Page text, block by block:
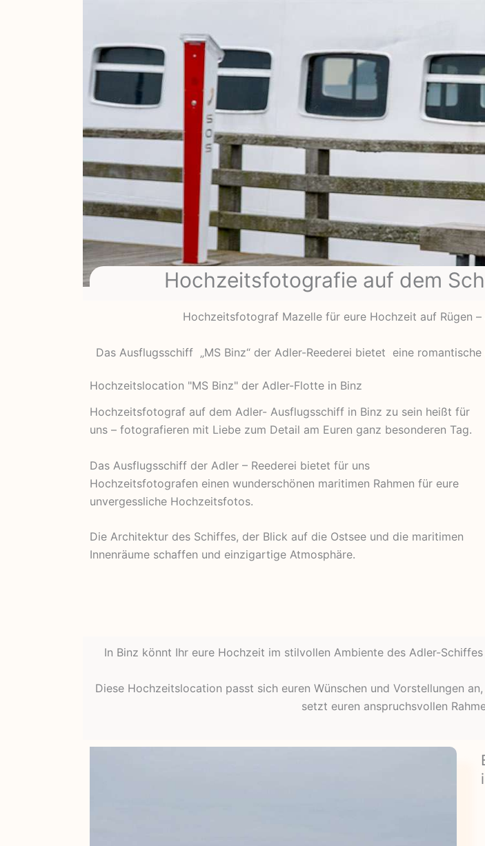
Hochzeitsfotografie auf dem
Hochzeitsfotograf Mazelle für eure Hochzeit auf Rügen
Das Ausflugsschiff „MS Binz“ der Adler-Reederei bietet eine
Hochzeitslocation "MS Binz" der Adler-Flotte in Binz
Hochzeitsfotograf auf dem Adler- Ausflugsschiff in Binz zu sein heißt für
uns – fotografieren mit Liebe zum Detail am Euren ganz besonderen Tag.
Das Ausflugsschiff der Adler – Reederei bietet für uns
Hochzeitsfotografen einen wunderschönen maritimen Rahmen für eure
unvergessliche Hochzeitsfotos.
Die Architektur des Schiffes, der Blick auf die Ostsee und die maritimen
Innenräume schaffen und einzigartige Atmosphäre.
In Binz könnt Ihr eure Hochzeit im stilvollen Ambiente des Adler-
Diese Hochzeitslocation passt sich euren Wünschen und Vorstellungen
setzt euren anspruchsvollen